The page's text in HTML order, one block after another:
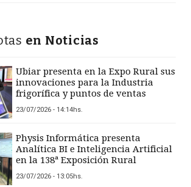
en Noticias
Ubiar presenta en la Expo Rural sus
innovaciones para la Industria
frigorífica y puntos de ventas
23/07/2026 - 14:14hs.
Physis Informática presenta
Analítica BI e Inteligencia Artificial
en la 138ª Exposición Rural
23/07/2026 - 13:05hs.